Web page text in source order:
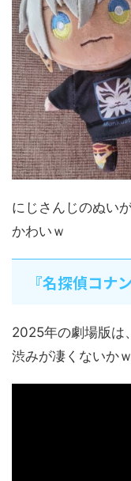
にじさんじのぬい
かわいｗ
『名探偵コナ
2025年の劇場版は
渋みが凄くないかｗ